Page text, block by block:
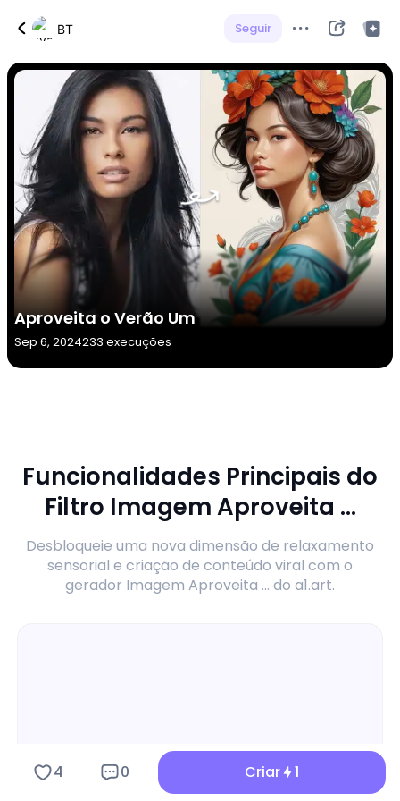
BT Seguir
Aproveita o Verão Um
Sep 6, 2024233 execuções
Funcionalidades Principais do
Filtro Imagem Aproveita ...
Desbloqueie uma nova dimensão de relaxamento
sensorial e criação de conteúdo viral com o
gerador Imagem Aproveita ... do a1.art.
4 0 Criar 1